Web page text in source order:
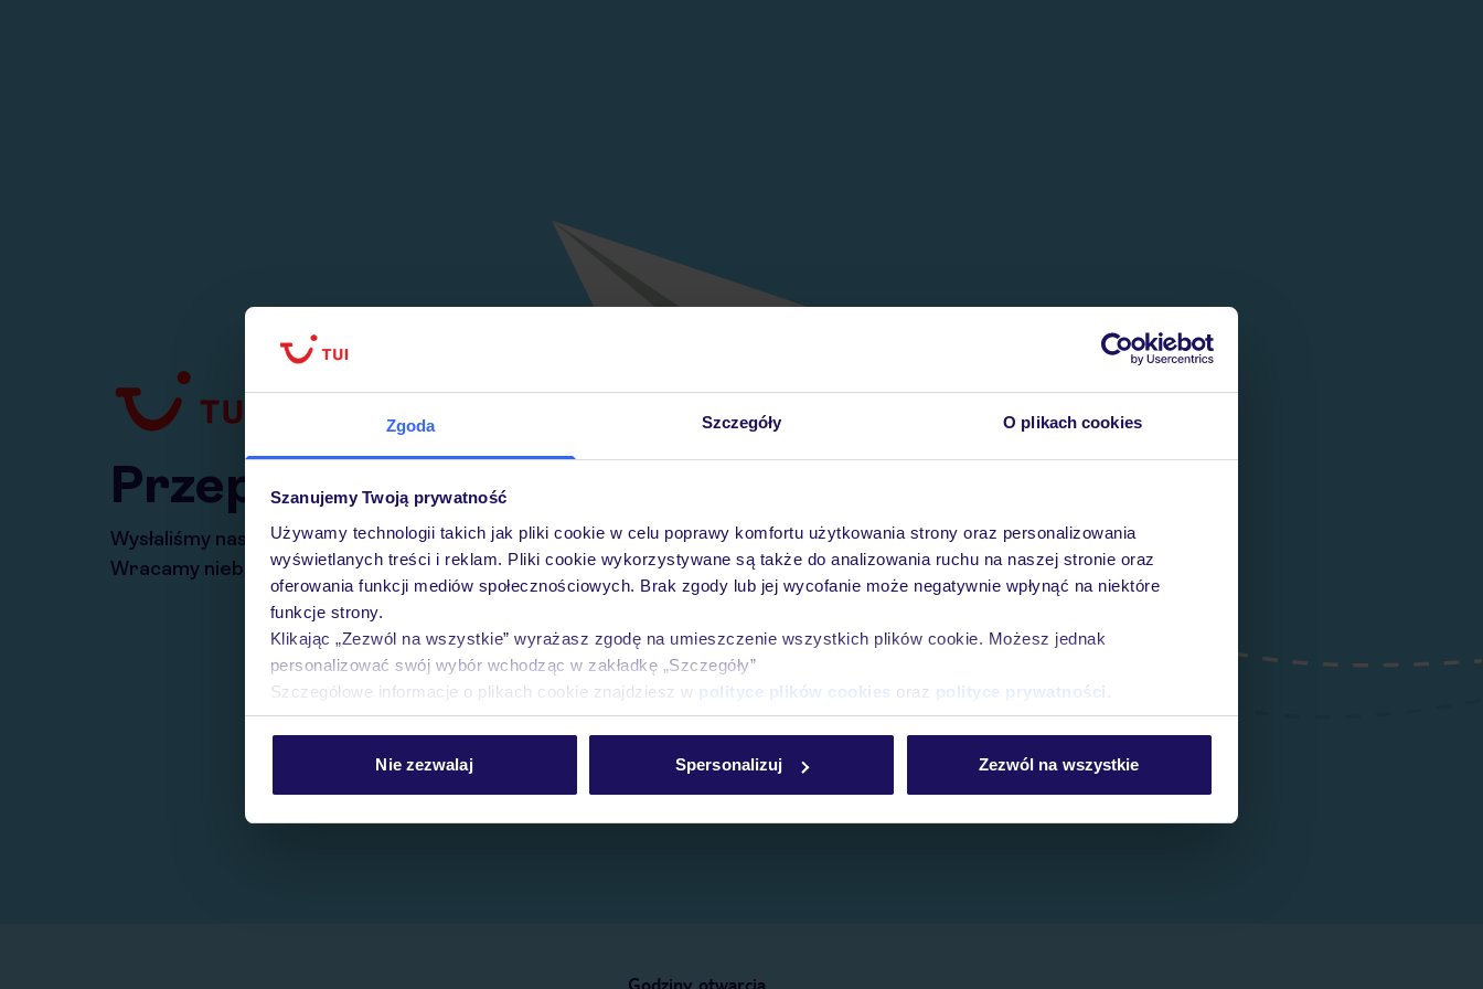
Zgoda Szczegóły O plikach cookies
Szanujemy Twoją prywatność
Używamy technologii takich jak pliki cookie w celu poprawy komfortu użytkowania strony oraz personalizowania
wyświetlanych treści i reklam. Pliki cookie wykorzystywane są także do analizowania ruchu na naszej stronie oraz
oferowania funkcji mediów społecznościowych. Brak zgody lub jej wycofanie może negatywnie wpłynąć na niektóre
funkcje strony.
Klikając „Zezwól na wszystkie” wyrażasz zgodę na umieszczenie wszystkich plików cookie. Możesz jednak
personalizować swój wybór wchodząc w zakładkę „Szczegóły”
Szczegółowe informacje o plikach cookie znajdziesz w polityce plików cookies oraz polityce prywatności
Nie zezwalaj Spersonalizuj Zezwól na wszystkie
Przepraszamy
Wysłaliśmy nasz serwis na krótkie wakacje.
Wracamy niebawem!
Godziny otwarcia